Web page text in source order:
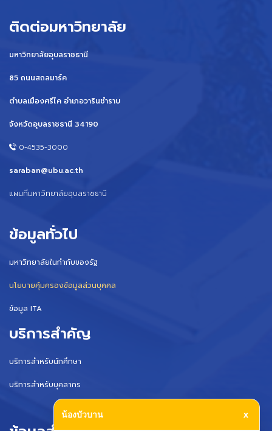
ติดต่อมหาวิทยาลัย
มหาวิทยาลัยอุบลราชธานี
85 ถนนสถลมาร์ค
ตำบลเมืองศรีไค อำเภอวารินชำราบ
จังหวัดอุบลราชธานี 34190
0-4535-3000
saraban@ubu.ac.th
แผนที่มหาวิทยาลัยอุบลราชธานี
ข้อมูลทั่วไป
มหาวิทยาลัยในกำกับของรัฐ
นโยบายคุ้มครองข้อมูลส่วนบุคคล
ข้อมูล ITA
บริการสำคัญ
บริการสำหรับนักศึกษา
บริการสำหรับบุคลากร
น้องบัวบาน x